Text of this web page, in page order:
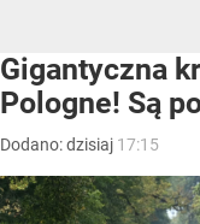
Gigantyczna
Pologne! Są
Dodano:dzisiaj 17:15